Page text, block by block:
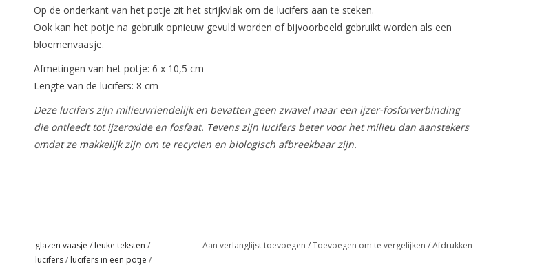
Op de onderkant van het potje zit het strijkvlak om de lucifers aan te steken.
Ook kan het potje na gebruik opnieuw gevuld worden of bijvoorbeeld gebruikt worden als een
bloemenvaasje.
Afmetingen van het potje: 6 x 10,5 cm
Lengte van de lucifers: 8 cm
Deze lucifers zijn milieuvriendelijk en bevatten geen zwavel maar een ijzer-fosforverbinding
die ontleedt tot ijzeroxide en fosfaat. Tevens zijn lucifers beter voor het milieu dan aanstekers
omdat ze makkelijk zijn om te recyclen en biologisch afbreekbaar zijn.
glazen vaasje / leuke teksten /
lucifers/ lucifers in een potje /
Aan verlanglijst toevoegen /Toevoegen om te vergelijken /Afdrukken